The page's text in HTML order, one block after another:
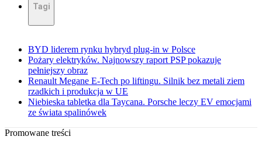
Tagi
BYD liderem rynku hybryd plug-in w Polsce
Pożary elektryków. Najnowszy raport PSP pokazuje
pełniejszy obraz
Renault Megane E-Tech po liftingu. Silnik bez metali ziem
rzadkich i produkcja w UE
Niebieska tabletka dla Taycana. Porsche leczy EV emocjami
ze świata spalinówek
Promowane treści